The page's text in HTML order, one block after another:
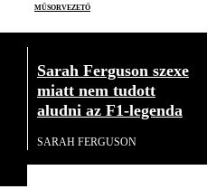
műsorvezető
Sarah Ferguson szexe
miatt nem tudott
aludni az F1-legenda
SARAH FERGUSON